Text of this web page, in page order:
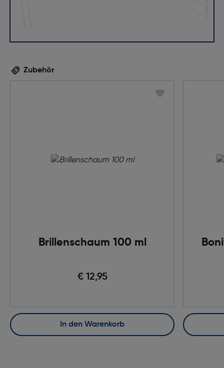
Zubehör
Brillenschaum 100 ml
€ 12,95
In den Warenkorb